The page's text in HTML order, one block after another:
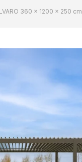
360 × 1200 × 250